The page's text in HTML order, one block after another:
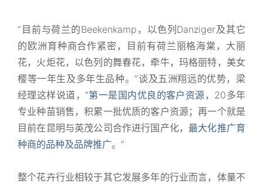
“目前与荷兰的Beekenkamp，以色列Danziger及其它
的欧洲育种商合作紧密，目前有荷兰丽格海棠，大丽
花，火炬花，以色列的舞春花，牵牛，玛格丽特，美女
樱等一年生及多年生品种。”谈及五洲翔远的优势，梁
经理这样说道，“第一是国内优良的客户资源 ，20多年
专业种苗销售，积累一批优质的客户资源；再一个就是
目前在昆明与英茂公司合作进行国产化，最大化推广育
种商的品种及品牌推广。”
整个花卉行业相较于其它发展多年的行业而言，体量不